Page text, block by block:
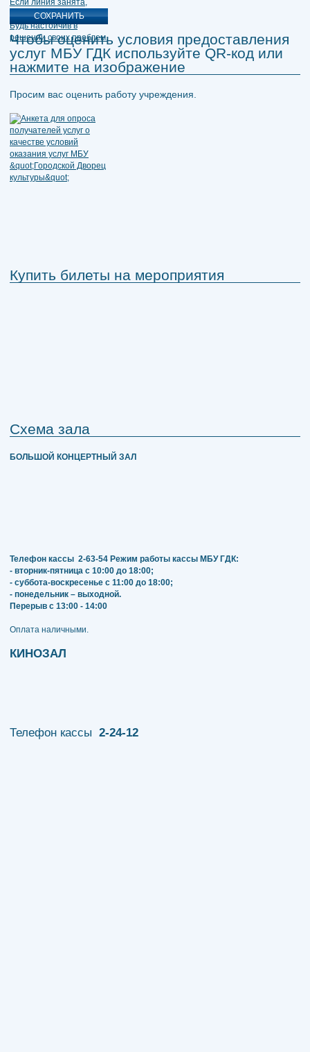
Чтобы оценить условия предоставления
услуг МБУ ГДК используйте QR-код или
нажмите на изображение
Просим вас оценить работу учреждения.
Купить билеты на мероприятия
Схема зала
БОЛЬШОЙ КОНЦЕРТНЫЙ ЗАЛ
Телефон кассы 2-63-54 Режим работы кассы МБУ ГДК:
- вторник-пятница с 10:00 до 18:00;
- суббота-воскресенье с 11:00 до 18:00;
- понедельник – выходной.
Перерыв с 13:00 - 14:00
​​​​​​​Оплата наличными.
КИНОЗАЛ
Телефон кассы 2-24-12